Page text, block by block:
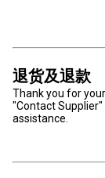
退货及退款
Thank you for
"Contact
assistance.